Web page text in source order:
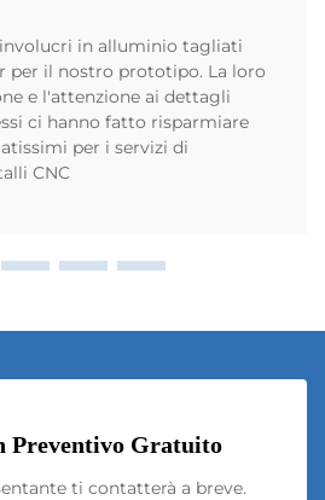
in alluminio tagliati
per il nostro prototipo. La loro
e l'attenzione ai dettagli
ci hanno fatto risparmiare
per i servizi di
CNC
Preventivo Gratuito
ti contatterà a breve.